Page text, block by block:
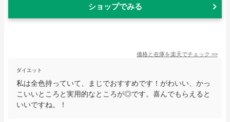
ショップでみる
価格と在庫を楽天でチェック >>
ダイエット
私は全色持っていて、まじでおすすめです！がわいい、かっ
こいいところと実用的なところが◎です。喜んでもらえると
いいですね。！